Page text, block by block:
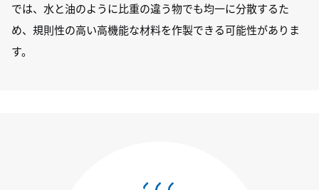
では、水と油のように比重の違う物でも均一に分散するた
め、規則性の高い高機能な材料を作製できる可能性がありま
す。